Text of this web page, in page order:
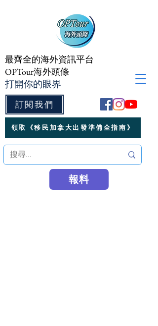
訂閱我們
最齊全的海外資訊平台
OPTour海外頭條
打開你的眼界
領取《移民加拿大出發準備全指南》
報料